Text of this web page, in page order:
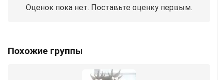
Оценок пока нет. Поставьте оценку первым.
Похожие группы